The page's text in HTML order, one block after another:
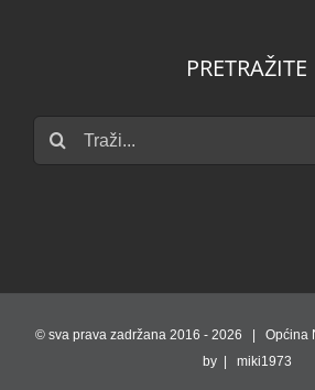
PRETRAŽITE
Traži...
© sva prava zadržana 2016 - 2026 | Općina
by | miki1973